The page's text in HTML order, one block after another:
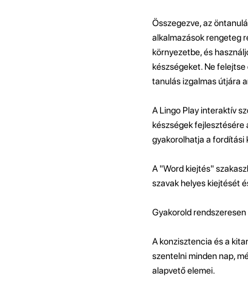
Összegezve, az
alkalmazások rengeteg
környezetbe, és
készségeket. Ne
tanulás izgalmas útjára
A Lingo Play interaktív
készségek fejlesztésére
gyakorolhatja a fordítási
A "Word kiejtés"
szavak helyes kiejtését
Gyakorold
A konzisztencia és a
szentelni minden nap,
alapvető elemei.